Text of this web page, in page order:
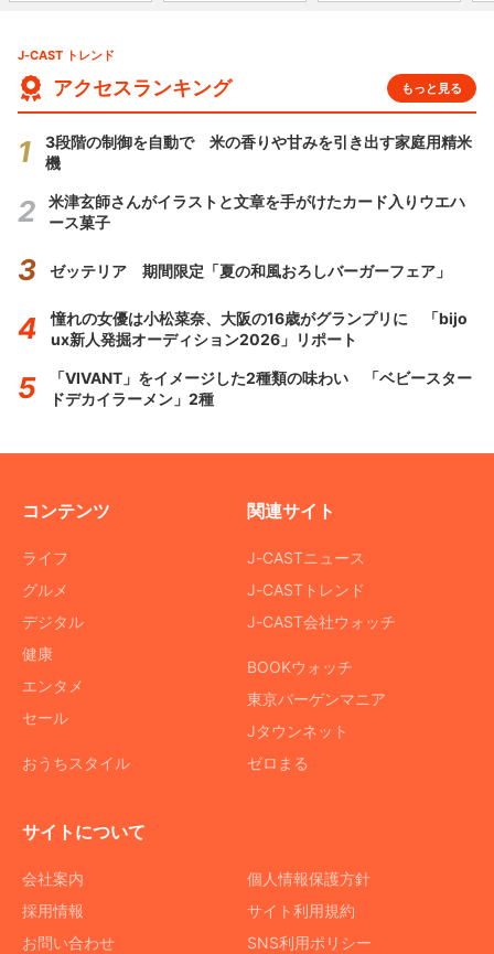
J-CAST トレンド
アクセスランキング もっと見る
3段階の制御を自動で 米の香りや甘みを引き出す家庭用精米
機
米津玄師さんがイラストと文章を手がけたカード入りウエハ
ース菓子
ゼッテリア 期間限定「夏の和風おろしバーガーフェア」
憧れの女優は小松菜奈、大阪の16歳がグランプリに 「bijo
ux新人発掘オーディション2026」リポート
「VIVANT」をイメージした2種類の味わい 「ベビースター
ドデカイラーメン」2種
コンテンツ
ライフ
グルメ
デジタル
健康
エンタメ
セール
おうちスタイル
関連サイト
J-CASTニュース
J-CASTトレンド
J-CAST会社ウォッチ
BOOKウォッチ
東京バーゲンマニア
Jタウンネット
ゼロまる
サイトについて
会社案内
採用情報
お問い合わせ
個人情報保護方針
サイト利用規約
SNS利用ポリシー